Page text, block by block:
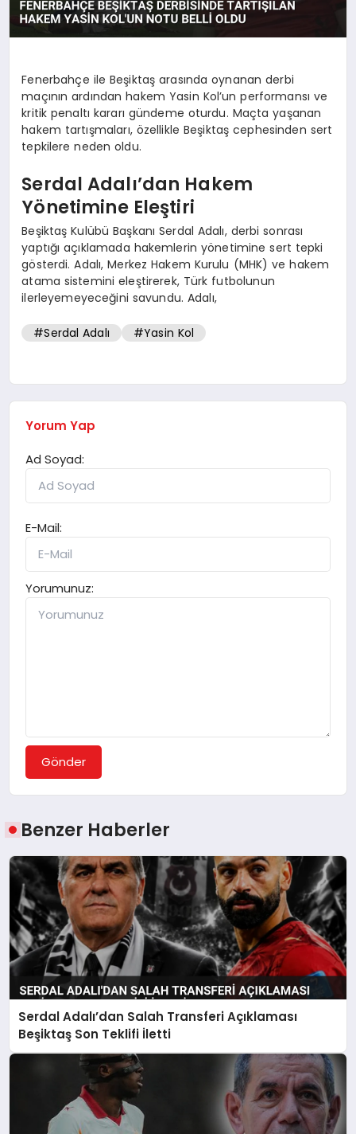
Fenerbahçe ile Beşiktaş arasında oynanan derbi
maçının ardından hakem Yasin Kol’un performansı ve
kritik penaltı kararı gündeme oturdu. Maçta yaşanan
hakem tartışmaları, özellikle Beşiktaş cephesinden sert
tepkilere neden oldu.
Serdal Adalı’dan Hakem
Yönetimine Eleştiri
Beşiktaş Kulübü Başkanı Serdal Adalı, derbi sonrası
yaptığı açıklamada hakemlerin yönetimine sert tepki
gösterdi. Adalı, Merkez Hakem Kurulu (MHK) ve hakem
atama sistemini eleştirerek, Türk futbolunun
ilerleyemeyeceğini savundu. Adalı,
#Serdal Adalı #Yasin Kol
Yorum Yap
Ad Soyad:
E-Mail:
Yorumunuz:
Gönder
Benzer Haberler
Serdal Adalı’dan Salah Transferi Açıklaması
Beşiktaş Son Teklifi İletti